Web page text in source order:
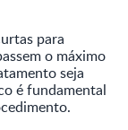
para
o máximo
seja
é fundamental